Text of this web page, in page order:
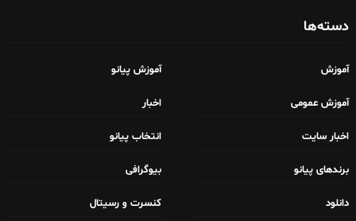
دسته‌ها
آموزش آموزش پیانو
آموزش عمومی اخبار
اخبار سایت انتخاب پیانو
برندهای پیانو بیوگرافی
دانلود کنسرت و رسیتال